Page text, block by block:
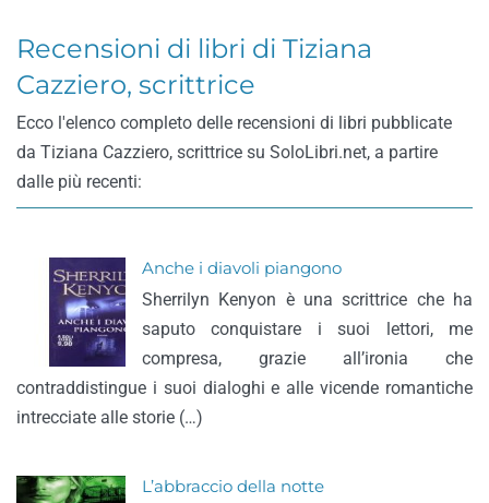
Recensioni di libri di Tiziana
Cazziero, scrittrice
Ecco l'elenco completo delle recensioni di libri pubblicate
da Tiziana Cazziero, scrittrice su SoloLibri.net, a partire
dalle più recenti:
Anche i diavoli piangono
Sherrilyn Kenyon è una scrittrice che ha
saputo conquistare i suoi lettori, me
compresa, grazie all’ironia che
contraddistingue i suoi dialoghi e alle vicende romantiche
intrecciate alle storie (…)
L’abbraccio della notte